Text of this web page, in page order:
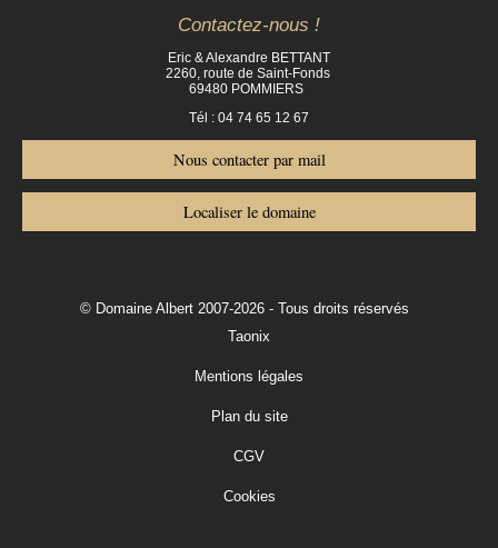
Contactez-nous !
Eric & Alexandre BETTANT
2260, route de Saint-Fonds
69480 POMMIERS
Tél : 04 74 65 12 67
Nous contacter par mail
Localiser le domaine
© Domaine Albert 2007-2026 - Tous droits réservés
Taonix
Mentions légales
Plan du site
CGV
Cookies